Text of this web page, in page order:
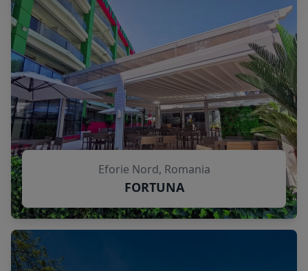
Eforie Nord, Romania
FORTUNA